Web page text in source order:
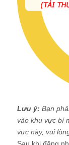
Lưu ý: Bạn
vào khu vực bí
vực này, vui
Sau khi đăng